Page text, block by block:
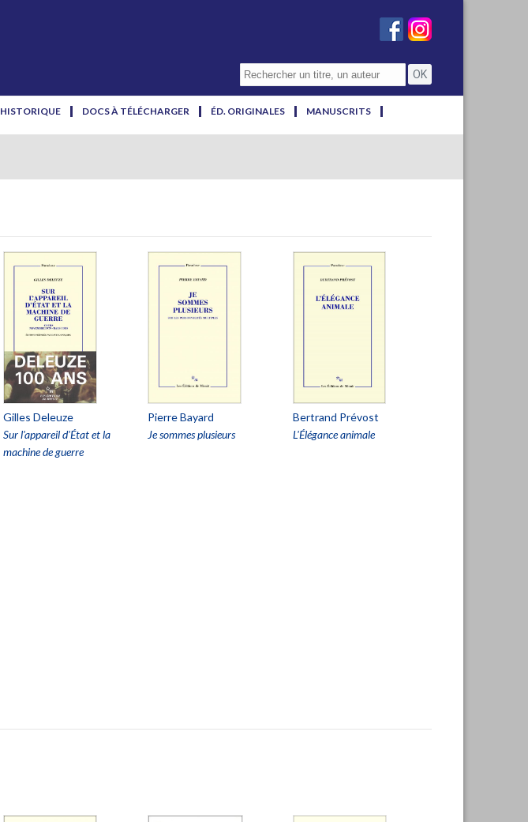
HISTORIQUE DOCS À TÉLÉCHARGER ÉD. ORIGINALES
MANUSCRITS
Gilles Deleuze
Sur l'appareil d'État et la
machine de guerre
Pierre Bayard
Je sommes plusieurs
Bertrand Prévost
L'Élégance animale